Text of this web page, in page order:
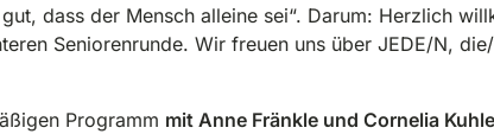
dass der Mensch alleine sei“. Darum: Herzlich
Seniorenrunde. Wir freuen uns über JEDE/N,
Programm mit Anne Fränkle und Cornelia